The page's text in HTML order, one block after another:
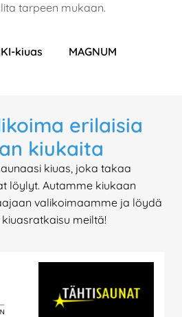
kiuas MAGNUM
tarpeen mukaan.
erilaisia
kiukaita
kiuas, joka takaa
löylyt. Autamme kiukaan
valikoimaamme ja löydä
kiuasratkaisu meiltä!